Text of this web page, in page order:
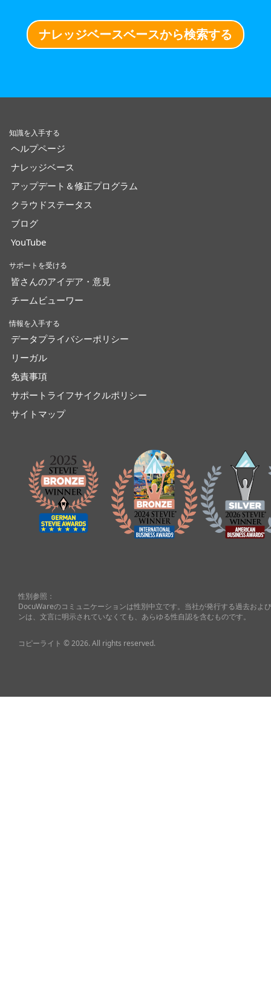
ナレッジベースベースから検索する
知識を入手する
ヘルプページ
ナレッジベース
アップデート＆修正プログラム
クラウドステータス
ブログ
YouTube
サポートを受ける
皆さんのアイデア・意見
チームビューワー
情報を入手する
データプライバシーポリシー
リーガル
免責事項
サポートライフサイクルポリシー
サイトマップ
性別参照：
DocuWareのコミュニケーションは性別中立です。当社が発行する過去およ
ンは、文言に明示されていなくても、あらゆる性自認を含むものです。
コピーライト © 2026. All rights reserved.